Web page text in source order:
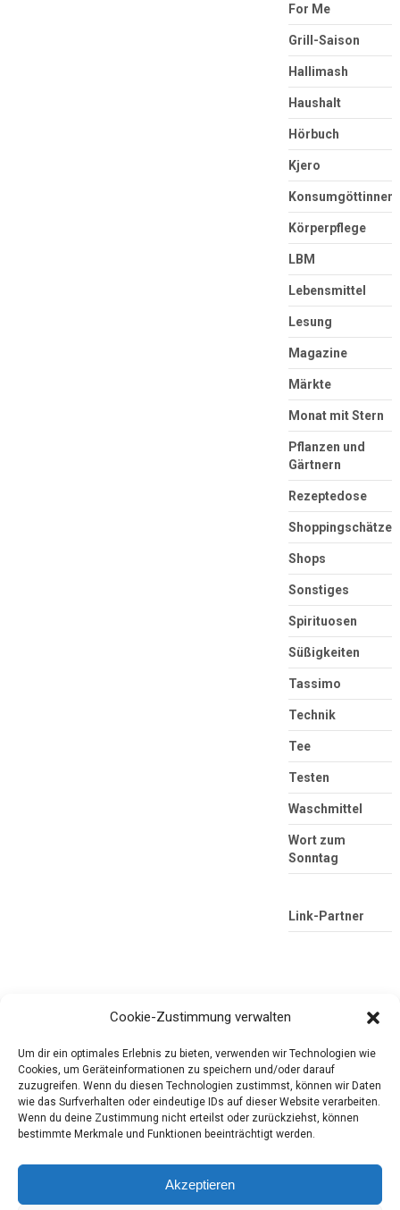
For Me
Grill-Saison
Hallimash
Haushalt
Hörbuch
Kjero
Konsumgöttinnen
Körperpflege
LBM
Lebensmittel
Lesung
Magazine
Märkte
Monat mit Stern
Pflanzen und
Gärtnern
Rezeptedose
Shoppingschätze
Shops
Sonstiges
Spirituosen
Süßigkeiten
Tassimo
Technik
Tee
Testen
Waschmittel
Wort zum
Sonntag
Link-Partner
Tester-Paradies
Produkttests und Alltag
Copyright © 2026
Cookie-Zustimmung verwalten
Um dir ein optimales Erlebnis zu bieten, verwenden wir Technologien wie
Cookies, um Geräteinformationen zu speichern und/oder darauf
zuzugreifen. Wenn du diesen Technologien zustimmst, können wir Daten
wie das Surfverhalten oder eindeutige IDs auf dieser Website verarbeiten.
Wenn du deine Zustimmung nicht erteilst oder zurückziehst, können
bestimmte Merkmale und Funktionen beeinträchtigt werden.
Akzeptieren
Die mobile Version verlassen